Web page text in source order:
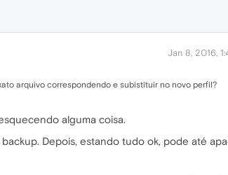
Jan 8, 2016,
arquivo correspondendo e subistituir no novo perfil?
alguma coisa.
Depois, estando tudo ok, pode até